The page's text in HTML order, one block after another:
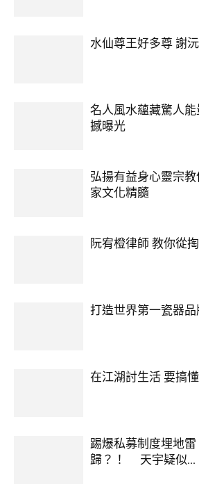
水仙尊王好多尊 謝
名人風水蘊藏驚人
撼曝光
弘揚有益身心靈宗
家文化精髓
阮宥橙律師 教你從
打造世界第一瓷器
在江湖討生活 要搞懂
踢爆私募制度埋地
歸？！ 天宇疑似...